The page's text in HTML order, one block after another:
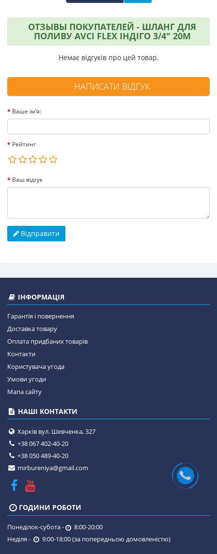
ОТЗЫВЫ ПОКУПАТЕЛЕЙ - ШЛАНГ ДЛЯ
ПОЛИВУ AVCI FLEX ІНДІГО 3/4" 20М
Немає відгуків про цей товар.
НАПИСАТИ ВІДГУК
Ваше ім’я:
Рейтинг
Ваш відгук
Відправити
ІНФОРМАЦІЯ
Гарантія і повернення
Доставка товару
Оплата придбаних товарів
Контакти
Користувача угода
Умови угоди
Мапа сайту
НАШІ КОНТАКТИ
Харків вул. Шевченка, 327
+38 067 402-40-20
+38 050 489-40-20
mirbureniya@gmail.com
ГОДИНИ РОБОТИ
Понеділок-субота -
8:00-20:00
Неділя -
9:00-18:00 (за попередньою домовленістю)